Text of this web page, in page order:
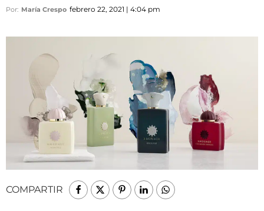
Por: María Crespo febrero 22, 2021 | 4:04 pm
COMPARTIR